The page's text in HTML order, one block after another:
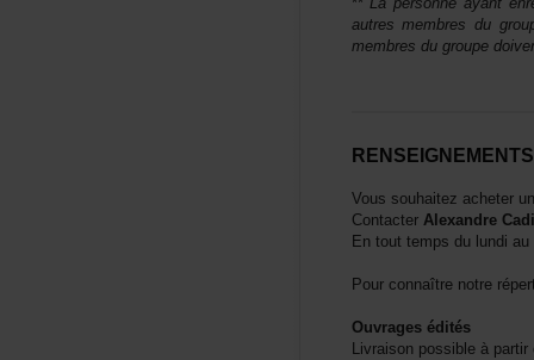
Contacter
Ouvragesédités